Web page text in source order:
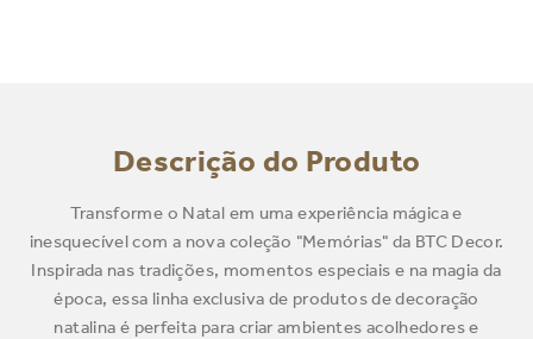
Descrição do Produto
Transforme o Natal em uma experiência mágica e
inesquecível com a nova coleção "Memórias" da BTC Decor.
Inspirada nas tradições, momentos especiais e na magia da
época, essa linha exclusiva de produtos de decoração
natalina é perfeita para criar ambientes acolhedores e